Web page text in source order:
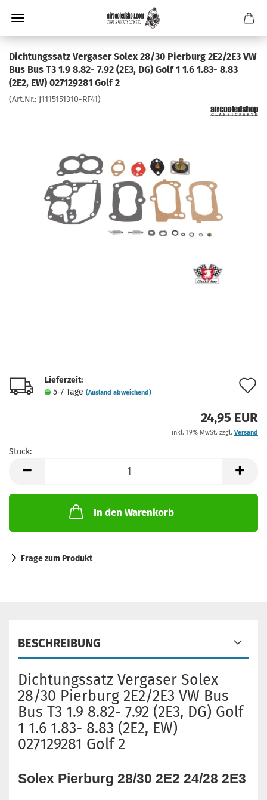
Dichtungssatz Vergaser Solex 28/30 Pierburg 2E2/2E3 VW
Bus Bus T3 1.9 8.82- 7.92 (2E3, DG) Golf 1 1.6 1.83- 8.83
(2E2, EW) 027129281 Golf 2
(Art.Nr.: J1115151310-RF41)
Lieferzeit:
5-7 Tage (Ausland abweichend)
24,95 EUR
inkl. 19% MwSt. zzgl. Versand
Stück:
In den Warenkorb
Frage zum Produkt
BESCHREIBUNG
Dichtungssatz Vergaser Solex
28/30 Pierburg 2E2/2E3 VW Bus
Bus T3 1.9 8.82- 7.92 (2E3, DG) Golf
1 1.6 1.83- 8.83 (2E2, EW)
027129281 Golf 2
Solex Pierburg 28/30 2E2 24/28 2E3